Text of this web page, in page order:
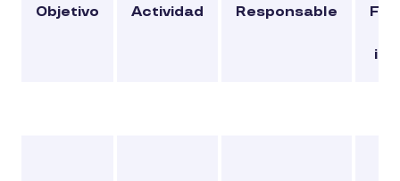
Objetivo Actividad Responsable